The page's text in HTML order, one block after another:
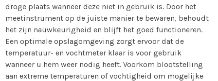
droge plaats wanneer deze niet in gebruik is. Door het
meetinstrument op de juiste manier te bewaren, behoudt
het zijn nauwkeurigheid en blijft het goed functioneren.
Een optimale opslagomgeving zorgt ervoor dat de
temperatuur- en vochtmeter klaar is voor gebruik
wanneer u hem weer nodig heeft. Voorkom blootstelling
aan extreme temperaturen of vochtigheid om mogelijke